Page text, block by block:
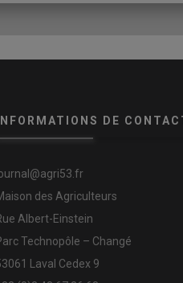
INFORMATIONS DE
des Agriculteurs
Albert-Einstein
Technopôle – Changé
Laval Cedex 9